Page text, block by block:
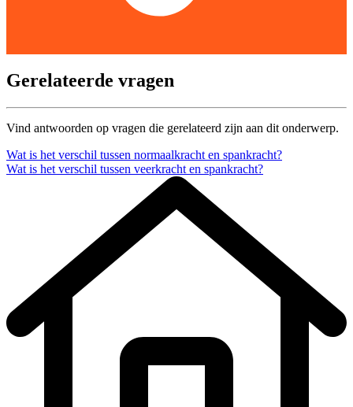
Gerelateerde vragen
Vind antwoorden op vragen die gerelateerd zijn aan dit onderwerp.
Wat is het verschil tussen normaalkracht en spankracht?
Wat is het verschil tussen veerkracht en spankracht?